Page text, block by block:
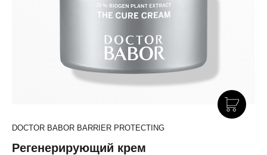
DOCTOR BABOR BARRIER PROTECTING
Регенерирующий крем